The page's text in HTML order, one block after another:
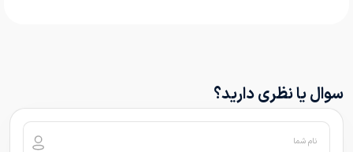
سوال یا نظری دارید؟
نام شما